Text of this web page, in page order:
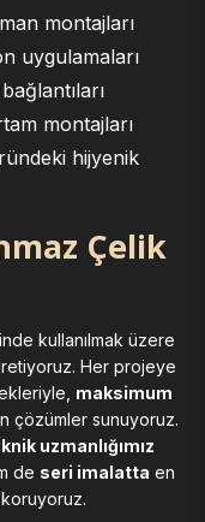
montajları
uygulamaları
montajları
hijyenik
Çelik
kullanılmak üzere
Her projeye
maksimum
çözümler sunuyoruz.
uzmanlığımız
de seri imalatta en
koruyoruz.